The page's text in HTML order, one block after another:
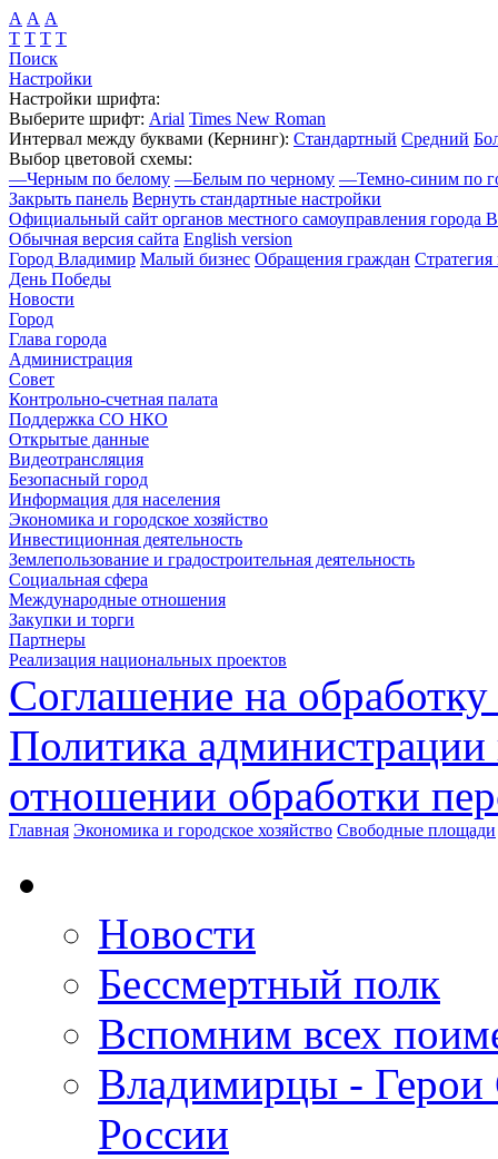
А А А
Т Т Т Т
Поиск
Настройки
Настройки шрифта:
Выберите шрифт: Arial Times New Roman
Интервал между буквами (Кернинг): Стандартный Средний
Выбор цветовой схемы:
—Черным по белому —Белым по черному —Темно-синим по
Закрыть панель Вернуть стандартные настройки
Официальный сайт органов местного самоуправления города
Обычная версия сайта English version
Город Владимир Малый бизнес Обращения граждан Стратегия
День Победы
Новости
Город
Глава города
Администрация
Совет
Контрольно-счетная палата
Поддержка СО НКО
Открытые данные
Видеотрансляция
Безопасный город
Информация для населения
Экономика и городское хозяйство
Инвестиционная деятельность
Землепользование и градостроительная деятельность
Социальная сфера
Международные отношения
Закупки и торги
Партнеры
Реализация национальных проектов
Соглашение на
Политика
отношении обработки
Главная Экономика и городское хозяйство Свободные площади
Новости
Бессмертный полк
Вспомним всех
Владимирцы - Герои
России